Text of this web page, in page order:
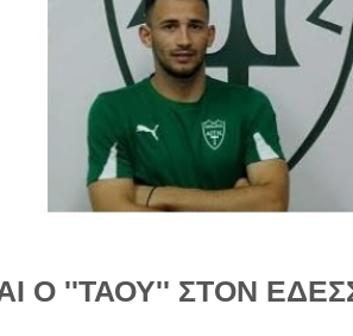
Ο ''ΤΑΟΥ'' ΣΤΟΝ